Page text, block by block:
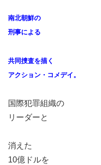
南北朝鮮の
刑事による
共同捜査を描く
アクション・コメデイ。
国際犯罪組織の
リーダーと
消えた
10億ドルを